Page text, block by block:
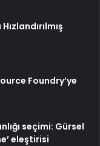
Foundry’ye
seçimi: Gürsel
eleştirisi